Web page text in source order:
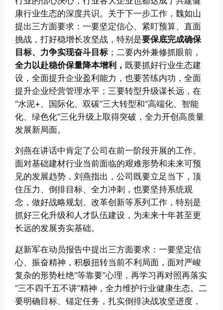
康行业生态的深度共识。关于下一步工作，魏如山
提出三方面要求：一要坚定信心、紧盯预算、直面
挑战，打好稳增长攻坚战，特别是要保底完成确保
目标、力争实现奋斗目标；二要内外兼修抓眼前，
全力以赴稳价保量降本增利， 既要抓好行业生态建
设，全面提升企业盈利能力，也要苦练内功，全面
提升企业经营管理水平；三要转型升级谋长远，在
“水泥+、国际化、双碳”三大转型和“高端化、智能
化、绿色化”三化升级上取得突破，全力开创高质量
发展新局面。
刘燕在讲话中肯定了公司在前一阶段开展的工作。
面对基础建材行业当前面临的艰难形势和未来可预
见的发展趋势，刘燕指出，公司既要立足当下，顶
住压力、倒排目标、全力冲刺，也要坚持系统观
念，做好战略规划、改革创新等系列工作，特别是
抓好三化升级和人才队伍建设，为未来十年甚至更
长远的发展夯实基础。
赵新军在动员报告中提出三方面要求：一要坚定信
心、振奋精神，积极扭转当前不利局面，面对严峻
复杂的形势杜绝“等靠要”心理，再学习再对照再落实
“三不四千五不讲”精神，全力维护行业健康生态。二
要明确目标、锚定任务，扎实倒排决战攻坚进度，